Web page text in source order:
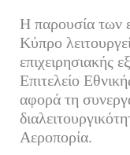
Η παρουσία των
Κύπρο
επιχειρησιακής
Επιτελείο
αφορά τη
Αεροπορία.